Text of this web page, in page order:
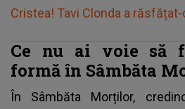
Cristea! Tavi Clonda a
Ce nu ai voie să
formă în Sâmbăta
În Sâmbăta Morților,